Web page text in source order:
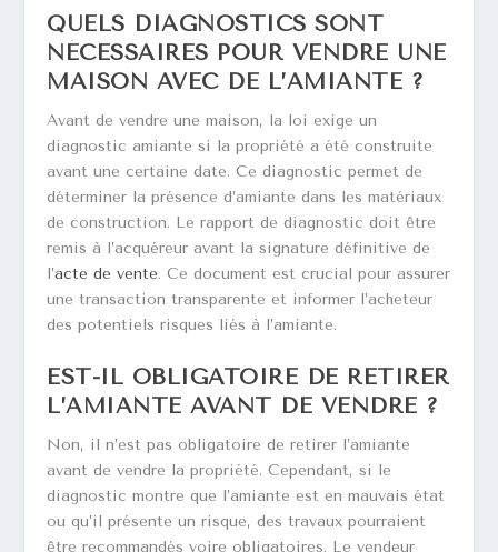
QUELS DIAGNOSTICS SONT
NÉCESSAIRES POUR VENDRE UNE
MAISON AVEC DE L’AMIANTE ?
Avant de vendre une maison, la loi exige un
diagnostic amiante si la propriété a été construite
avant une certaine date. Ce diagnostic permet de
déterminer la présence d’amiante dans les matériaux
de construction. Le rapport de diagnostic doit être
remis à l’acquéreur avant la signature définitive de
l’acte de vente. Ce document est crucial pour assurer
une transaction transparente et informer l’acheteur
des potentiels risques liés à l’amiante.
EST-IL OBLIGATOIRE DE RETIRER
L’AMIANTE AVANT DE VENDRE ?
Non, il n’est pas obligatoire de retirer l’amiante
avant de vendre la propriété. Cependant, si le
diagnostic montre que l’amiante est en mauvais état
ou qu’il présente un risque, des travaux pourraient
être recommandés voire obligatoires. Le vendeur